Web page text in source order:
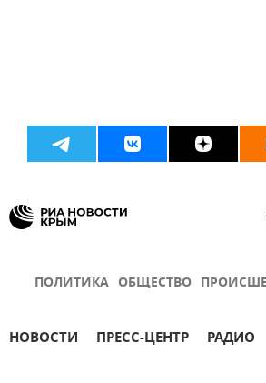
ПОЛИТИКА ОБЩЕСТВО
НОВОСТИ ПРЕСС-ЦЕНТР РАДИО